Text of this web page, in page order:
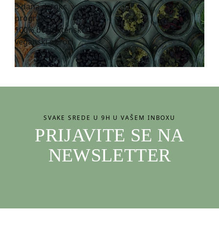
5 dana detoks
program
100% bezglutenski i
veganski obroci
SVAKE SREDE U 9H U VAŠEM INBOXU
PRIJAVITE SE NA
NEWSLETTER